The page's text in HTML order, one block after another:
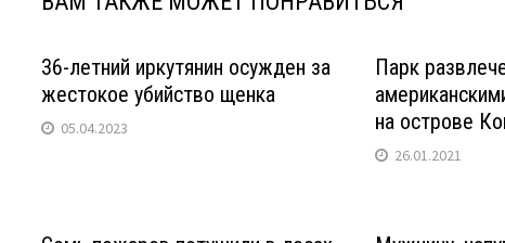
36-летний иркутянин осужден за
жестокое убийство щенка
05.04.2023
Парк
на острове
26.01.2021